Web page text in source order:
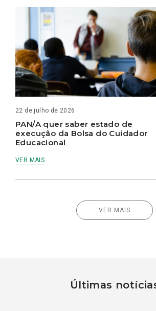
22 de julho de 2026
PAN/A quer saber estado de
execução da Bolsa do Cuidador
Educacional
VER MAIS
VER MAIS
Últimas